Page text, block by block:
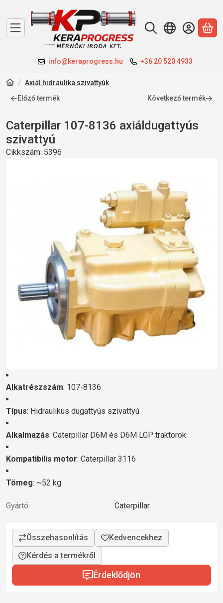
info@keraprogress.hu +36 20 520 4933
A
Axiál hidraulika szivattyúk
Előző termék
Következő termék
Caterpillar 107-8136 axiáldugattyús
szivattyú
Cikkszám: 5396
Alkatrészszám: 107-8136
Típus: Hidraulikus dugattyús szivattyú
Alkalmazás: Caterpillar D6M és D6M LGP traktorok
Kompatibilis motor: Caterpillar 3116
Tömeg: ~52 kg
Gyártó: Caterpillar
Kérdés a termékről
Érdeklődjön